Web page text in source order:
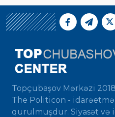
Topçubaşov Mərkəzi
The Politicon -
qurulmuşdur. Siyasət və